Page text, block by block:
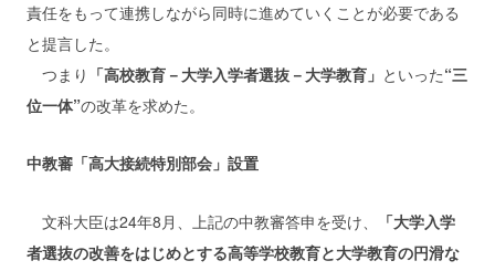
責任をもって連携しながら同時に進めていくことが必要である
と提言した。
つまり 「高校教育－大学入学者選抜－大学教育」 といった“三
位一体”の改革を求めた。
中教審「高大接続特別部会」設置
文科大臣は24年8月、上記の中教審答申を受け、
「大学入学
者選抜の改善をはじめとする高等学校教育と大学教育の円滑な